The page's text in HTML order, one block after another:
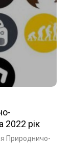
2022 рік
Природничо-